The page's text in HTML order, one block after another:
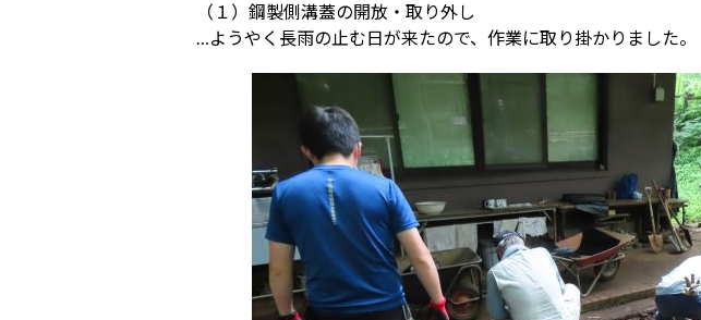
（１）鋼製側溝蓋の開放・取り外し
…ようやく長雨の止む日が来たので、作業に取り掛かりました。